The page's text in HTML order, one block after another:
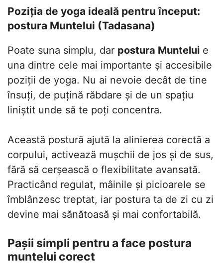
Poziția de yoga ideală pentru început:
postura Muntelui (Tadasana)
Poate suna simplu, dar postura Muntelui e
una dintre cele mai importante și accesibile
poziții de yoga. Nu ai nevoie decât de tine
însuți, de puțină răbdare și de un spațiu
liniștit unde să te poți concentra.
Această postură ajută la alinierea corectă a
corpului, activează mușchii de jos și de sus,
fără să cerșească o flexibilitate avansată.
Practicând regulat, mâinile și picioarele se
îmblânzesc treptat, iar postura ta de zi cu zi
devine mai sănătoasă și mai confortabilă.
Pașii simpli pentru a face postura
muntelui corect